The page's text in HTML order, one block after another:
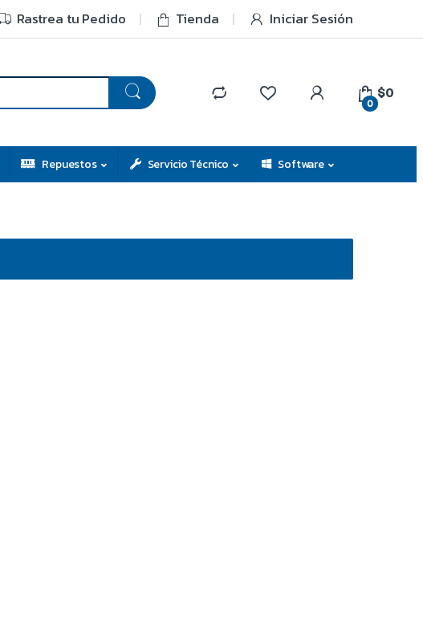
Rastrea tu Pedido Tienda Iniciar Sesión
0
$0
Repuestos Servicio Técnico Software